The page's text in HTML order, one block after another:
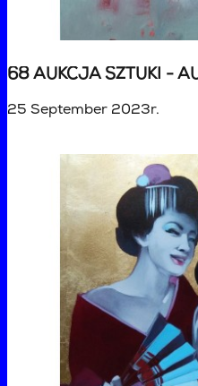
25 September 2023r.